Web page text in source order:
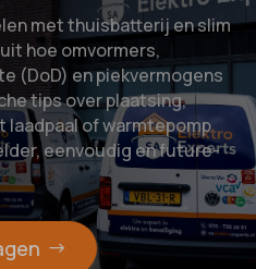
met thuisbatterij en slim
hoe omvormers,
(DoD) en piekvermogens
tips over plaatsing,
of warmtepomp
eenvoudig en future-